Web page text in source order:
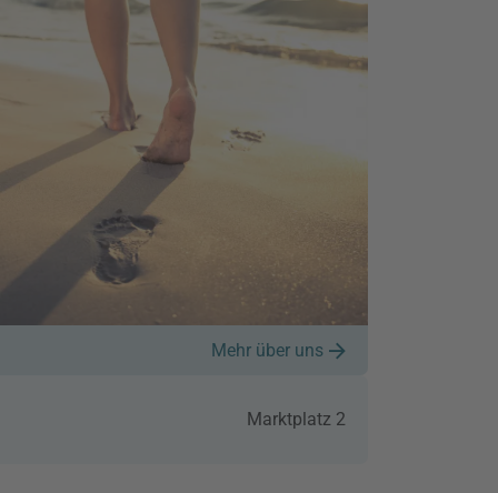
Mehr über uns
Marktplatz 2